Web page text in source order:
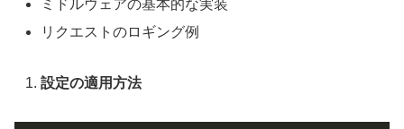
ミドルウェアの基本的な実装
リクエストのロギング例
設定の適用方法